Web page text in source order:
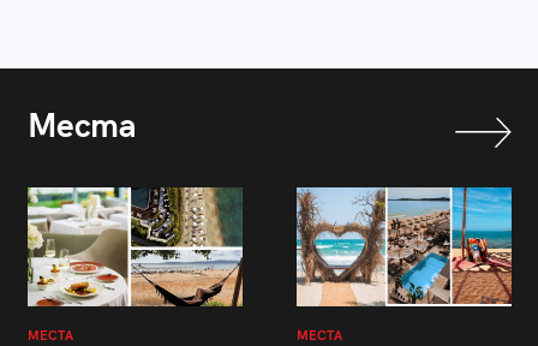
Места
МЕСТА МЕСТА